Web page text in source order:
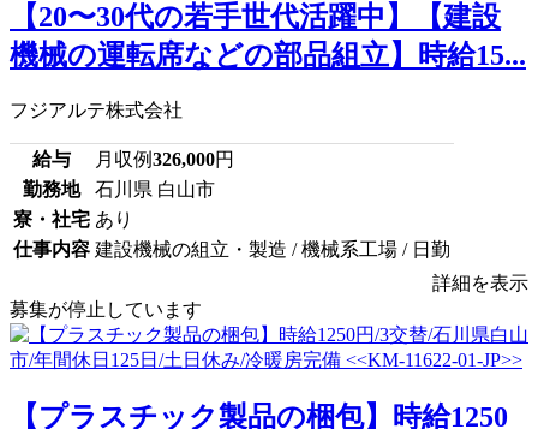
【20〜30代の若手世代活躍中】【建設
機械の運転席などの部品組立】時給15...
フジアルテ株式会社
給与 月収例326,000円
勤務地
石川県 白山市
寮・社宅 あり
仕事内容 建設機械の組立・製造 / 機械系工場 / 日勤
詳細を表示
募集が停止しています
【プラスチック製品の梱包】時給1250